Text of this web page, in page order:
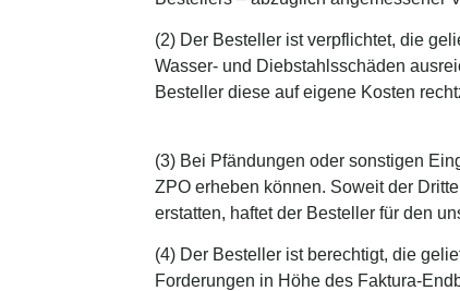
(2) Der Besteller ist verpflichtet, die
Wasser- und Diebstahlsschäden
Besteller diese auf eigene Kosten
(3) Bei Pfändungen oder sonstigen
ZPO erheben können. Soweit der
erstatten, haftet der Besteller für den
(4) Der Besteller ist berechtigt, die
Forderungen in Höhe des Faktura-